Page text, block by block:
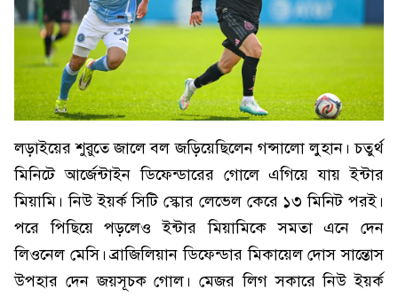
লড়াইয়ের শুরুতে জালে বল জড়িয়েছিলেন গন্সালো লুহান। চতুর্থ
মিনিটে আর্জেন্টাইন ডিফেন্ডারের গোলে এগিয়ে যায় ইন্টার
মিয়ামি। নিউ ইয়র্ক সিটি স্কোর লেভেল কেরে ১৩ মিনিট পরই।
পরে পিছিয়ে পড়লেও ইন্টার মিয়ামিকে সমতা এনে দেন
লিওনেল মেসি। ব্রাজিলিয়ান ডিফেন্ডার মিকায়েল দোস সান্তোস
উপহার দেন জয়সূচক গোল। মেজর লিগ সকারে নিউ ইয়র্ক